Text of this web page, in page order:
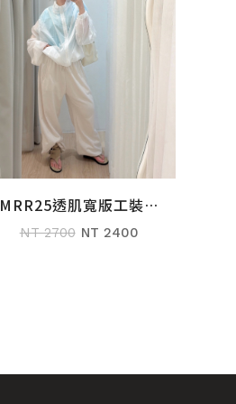
加入購物車
MRR25透肌寬版工裝外
套
NT 2700 NT 2400